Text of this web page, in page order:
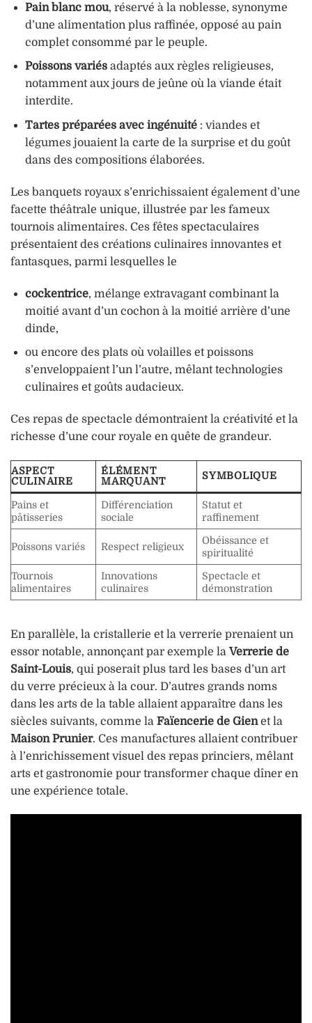
Pain blanc mou, réservé à la noblesse, synonyme
d’une alimentation plus raffinée, opposé au pain
complet consommé par le peuple.
Poissons variésadaptés aux règles religieuses,
notamment aux jours de jeûne où la viande était
interdite.
Tartes préparées avec ingénuité: viandes et
légumes jouaient la carte de la surprise et du goût
dans des compositions élaborées.
Les banquets royaux s’enrichissaient également d’une
facette théâtrale unique, illustrée par les fameux
tournois alimentaires. Ces fêtes spectaculaires
présentaient des créations culinaires innovantes et
fantasques, parmi lesquelles le
cockentrice, mélange extravagant combinant la
moitié avant d’un cochon à la moitié arrière d’une
dinde,
ou encore des plats où volailles et poissons
s’enveloppaient l’un l’autre, mêlant technologies
culinaires et goûts audacieux.
Ces repas de spectacle démontraient la créativité et la
richesse d’une cour royale en quête de grandeur.
ASPECT
CULINAIRE
ÉLÉMENT
MARQUANT
SYMBOLIQUE
Pains et
pâtisseries
Différenciation
sociale
Statut et
raffinement
Poissons variés Respect religieux
Obéissance et
spiritualité
Tournois
alimentaires
Innovations
culinaires
Spectacle et
démonstration
En parallèle, la cristallerie et la verrerie prenaient un
essor notable, annonçant par exemple laVerrerie de
Saint-Louis, qui poserait plus tard les bases d’un art
du verre précieux à la cour. D’autres grands noms
dans les arts de la table allaient apparaître dans les
siècles suivants, comme la Faïencerie de Gienet la
Maison Prunier. Ces manufactures allaient contribuer
à l’enrichissement visuel des repas princiers, mêlant
arts et gastronomie pour transformer chaque dîner en
une expérience totale.